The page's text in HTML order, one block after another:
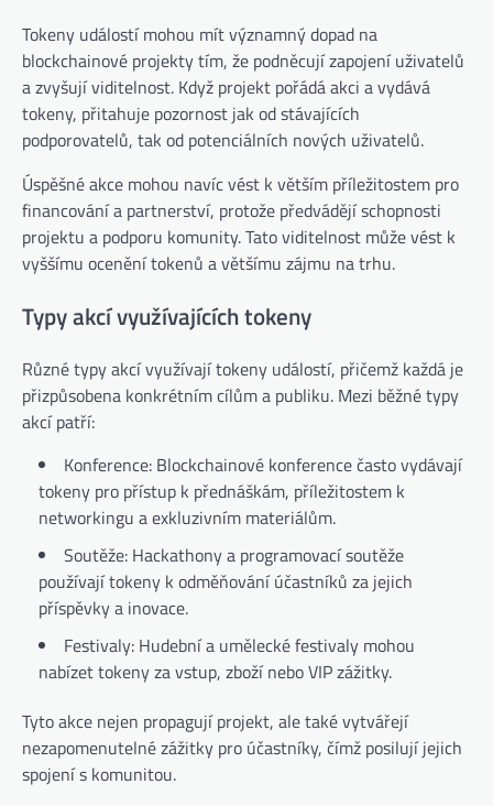
Tokeny událostí mohou mít významný dopad na
blockchainové projekty tím, že podněcují zapojení uživatelů
a zvyšují viditelnost. Když projekt pořádá akci a vydává
tokeny, přitahuje pozornost jak od stávajících
podporovatelů, tak od potenciálních nových uživatelů.
Úspěšné akce mohou navíc vést k větším příležitostem pro
financování a partnerství, protože předvádějí schopnosti
projektu a podporu komunity. Tato viditelnost může vést k
vyššímu ocenění tokenů a většímu zájmu na trhu.
Typy akcí využívajících tokeny
Různé typy akcí využívají tokeny událostí, přičemž každá je
přizpůsobena konkrétním cílům a publiku. Mezi běžné typy
akcí patří:
Konference: Blockchainové konference často vydávají
tokeny pro přístup k přednáškám, příležitostem k
networkingu a exkluzivním materiálům.
Soutěže: Hackathony a programovací soutěže
používají tokeny k odměňování účastníků za jejich
příspěvky a inovace.
Festivaly: Hudební a umělecké festivaly mohou
nabízet tokeny za vstup, zboží nebo VIP zážitky.
Tyto akce nejen propagují projekt, ale také vytvářejí
nezapomenutelné zážitky pro účastníky, čímž posilují jejich
spojení s komunitou.